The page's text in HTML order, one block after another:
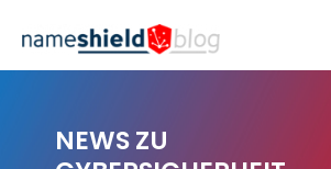
NEWS ZU